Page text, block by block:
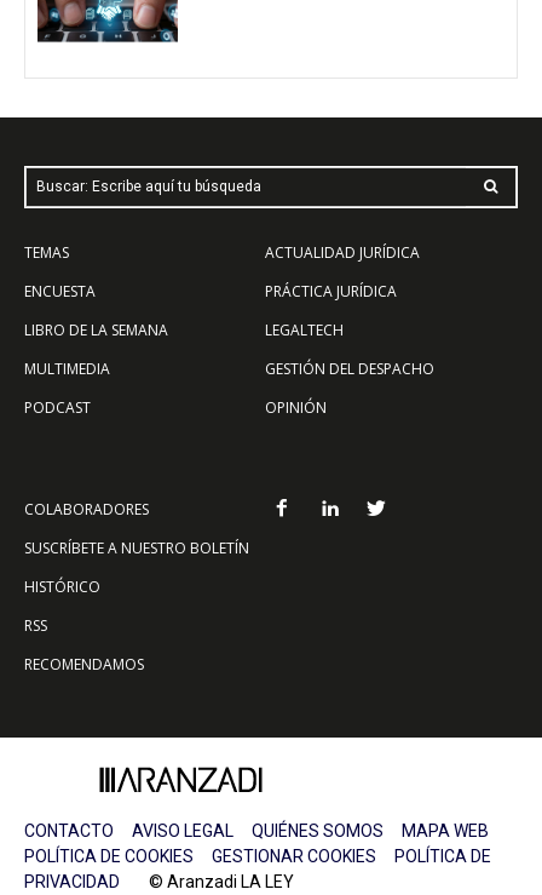
Buscar: Escribe aquí tu búsqueda
TEMAS
ENCUESTA
LIBRO DE LA SEMANA
MULTIMEDIA
PODCAST
ACTUALIDAD JURÍDICA
PRÁCTICA JURÍDICA
LEGALTECH
GESTIÓN DEL DESPACHO
OPINIÓN
COLABORADORES
SUSCRÍBETE A NUESTRO BOLETÍN
HISTÓRICO
RSS
RECOMENDAMOS
CONTACTO AVISO LEGAL QUIÉNES SOMOS
MAPA WEB
POLÍTICA DE COOKIES
GESTIONAR COOKIES
POLÍTICA DE
PRIVACIDAD © Aranzadi LA LEY